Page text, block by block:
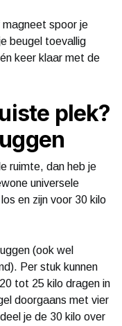
magneet spoor je
beugel toevallig
keer klaar met de
plek?
ruimte, dan heb je
universele
en zijn voor 30 kilo
(ook wel
Per stuk kunnen
tot 25 kilo dragen in
doorgaans met vier
je de 30 kilo over